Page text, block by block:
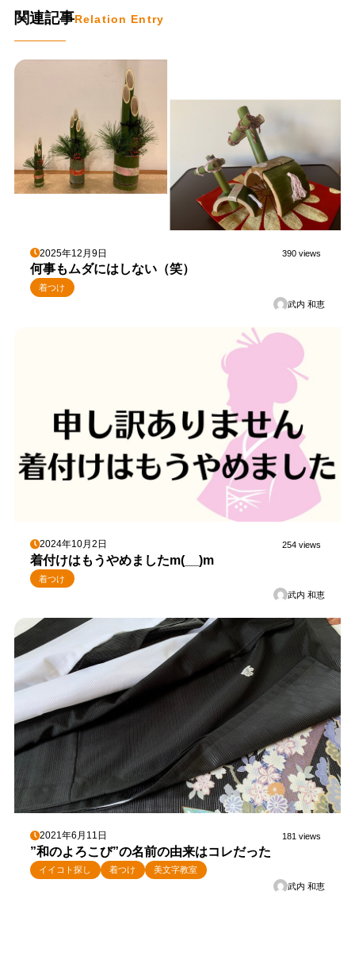
関連記事Relation Entry
2025年12月9日 390 views
何事もムダにはしない（笑）
着つけ
武内 和恵
2024年10月2日 254 views
着付けはもうやめましたm(__)m
着つけ
武内 和恵
2021年6月11日 181 views
”和のよろこび”の名前の由来はコレだった
イイコト探し 着つけ
美文字教室
武内 和恵